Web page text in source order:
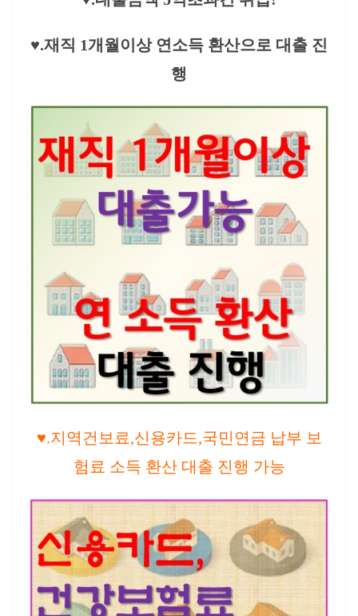
♥.재직 1개월이상 연소득 환산으로 대출 진
행
♥.지역건보료,신용카드,국민연금 납부 보
험료 소득 환산 대출 진행 가능